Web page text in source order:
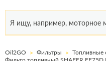
Oil2GO Фильтры
Топливные